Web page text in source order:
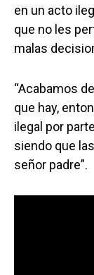
en un acto
que no les
malas
“Acabamos
que hay,
ilegal por
siendo que
señor padre”.